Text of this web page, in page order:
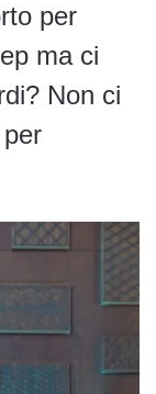
per
ma ci
Non ci